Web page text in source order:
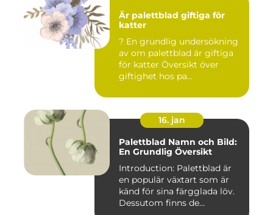
Är palettblad giftiga för
katter
? En grundlig undersökning
av om palettblad är giftiga
för katter Översikt över
giftighet hos pa...
16. jan
Palettblad Namn och Bild:
En Grundlig Översikt
Introduction: Palettblad är
en populär växtart som är
känd för sina färgglada löv.
Dessutom finns de...